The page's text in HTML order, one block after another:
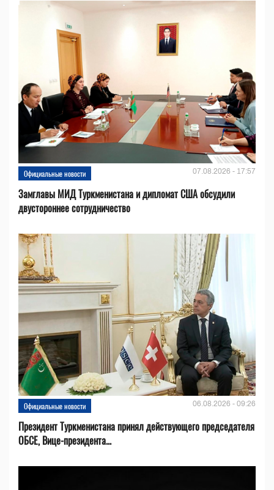
Официальные новости 07.08.2026 - 17:57
Замглавы МИД Туркменистана и дипломат США обсудили
двустороннее сотрудничество
Официальные новости 06.08.2026 - 09:26
Президент Туркменистана принял действующего председателя
ОБСЕ, Вице-президента...